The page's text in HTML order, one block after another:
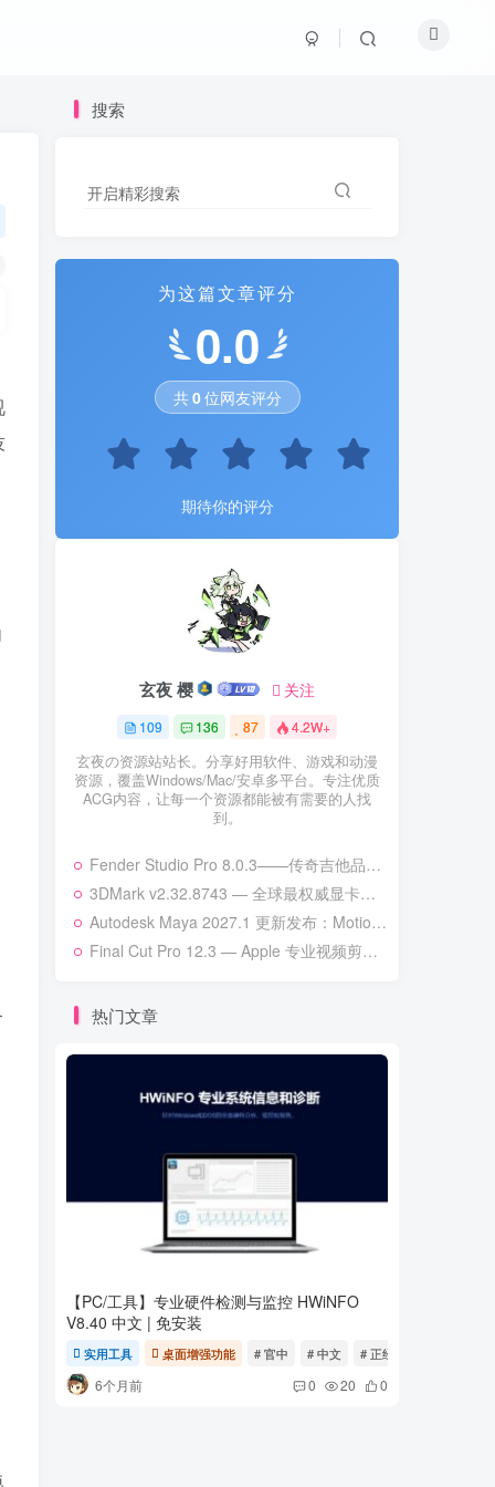
搜索
开启精彩搜索
为这篇文章评分
0.0
共0位网友评分
期待你的评分
玄夜 樱 关注
109 136 87 4.2W+
玄夜の资源站站长。分享好用软件、游戏和动漫
资源，覆盖Windows/Mac/安卓多平台。专注优质
ACG内容，让每一个资源都能被有需要的人找
到。
Fender Studio Pro 8.0.3——传奇吉他品牌的新一代数字音频工作站
3DMark v2.32.8743 — 全球最权威显卡性能基准测试工具 | 次世代硬件全面适配
Autodesk Maya 2027.1 更新发布：MotionMaker 增强、Bifrost 升级与更多改进
Final Cut Pro 12.3 — Apple 专业视频剪辑的巅峰之作
热门文章
【PC/工具】专业硬件检测与监控 HWiNFO
V8.40 中文 | 免安装
实用工具 桌面增强功能 # 官中 # 中文 # 正经
6个月前 0 20 0